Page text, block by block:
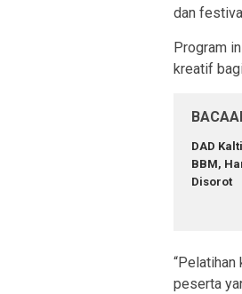
dan
Program
kreatif
DAD
BBM,
Disorot
peserta